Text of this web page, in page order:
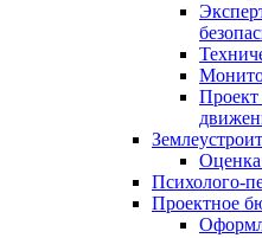
Проект
Оценка
Психолого-
Проектное